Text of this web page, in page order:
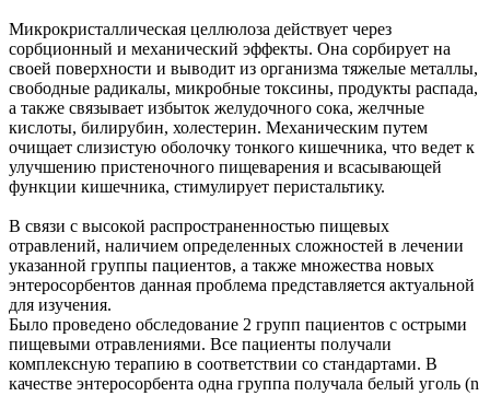
Микрокристаллическая целлюлоза действует через
сорбционный и механический эффекты. Она сорбирует на
своей поверхности и выводит из организма тяжелые металлы,
свободные радикалы, микробные токсины, продукты распада,
а также связывает избыток желудочного сока, желчные
кислоты, билирубин, холестерин. Механическим путем
очищает слизистую оболочку тонкого кишечника, что ведет к
улучшению пристеночного пищеварения и всасывающей
функции кишечника, стимулирует перистальтику.
В связи с высокой распространенностью пищевых
отравлений, наличием определенных сложностей в лечении
указанной группы пациентов, а также множества новых
энтеросорбентов данная проблема представляется актуальной
для изучения.
Было проведено обследование 2 групп пациентов с острыми
пищевыми отравлениями. Все пациенты получали
комплексную терапию в соответствии со стандартами. В
качестве энтеросорбента одна группа получала белый уголь (n